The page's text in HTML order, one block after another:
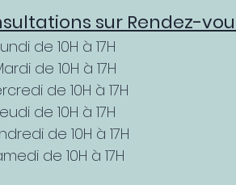
sur Rendez-
de 10H à 17H
de 10H à 17H
de 10H à 17H
de 10H à 17H
de 10H à 17H
de 10H à 17H